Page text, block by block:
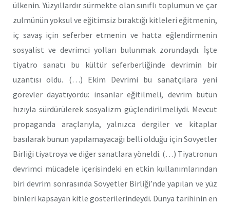
ülkenin. Yüzyıllardır sürmekte olan sınıflı toplumun ve çar
zulmünün yoksul ve eğitimsiz bıraktığı kitleleri eğitmenin,
iç savaş için seferber etmenin ve hatta eğlendirmenin
sosyalist ve devrimci yolları bulunmak zorundaydı. İşte
tiyatro sanatı bu kültür seferberliğinde devrimin bir
uzantısı oldu. (…) Ekim Devrimi bu sanatçılara yeni
görevler dayatıyordu: insanlar eğitilmeli, devrim bütün
hızıyla sürdürülerek sosyalizm güçlendirilmeliydi. Mevcut
propaganda araçlarıyla, yalnızca dergiler ve kitaplar
basılarak bunun yapılamayacağı belli olduğu için Sovyetler
Birliği tiyatroya ve diğer sanatlara yöneldi. (…) Tiyatronun
devrimci mücadele içerisindeki en etkin kullanımlarından
biri devrim sonrasında Sovyetler Birliği’nde yapılan ve yüz
binleri kapsayan kitle gösterilerindeydi. Dünya tarihinin en